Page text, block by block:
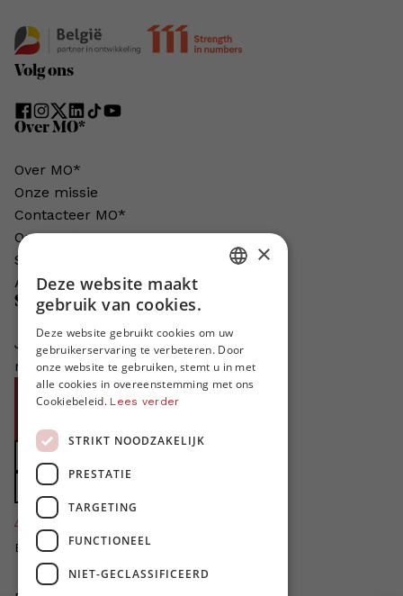
Volg ons
Over MO*
Over MO*
Onze missie
Contacteer MO*
Onze auteurs
Schrijven voor MO*?
Adverteren in MO*
Steun MO*
Je helpt ons groeien. MO* bestaat
niet zonder jouw steun!
Doe een gift
Zet MO* in uw testament
4424
Bedankt voor jullie steun!
ENGLISH
×
Deze website maakt
gebruik van cookies.
Deze website gebruikt cookies om uw
gebruikerservaring te verbeteren. Door
onze website te gebruiken, stemt u in met
alle cookies in overeenstemming met ons
Cookiebeleid. Lees verder
STRIKT NOODZAKELIJK
PRESTATIE
TARGETING
FUNCTIONEEL
NIET-GECLASSIFICEERD